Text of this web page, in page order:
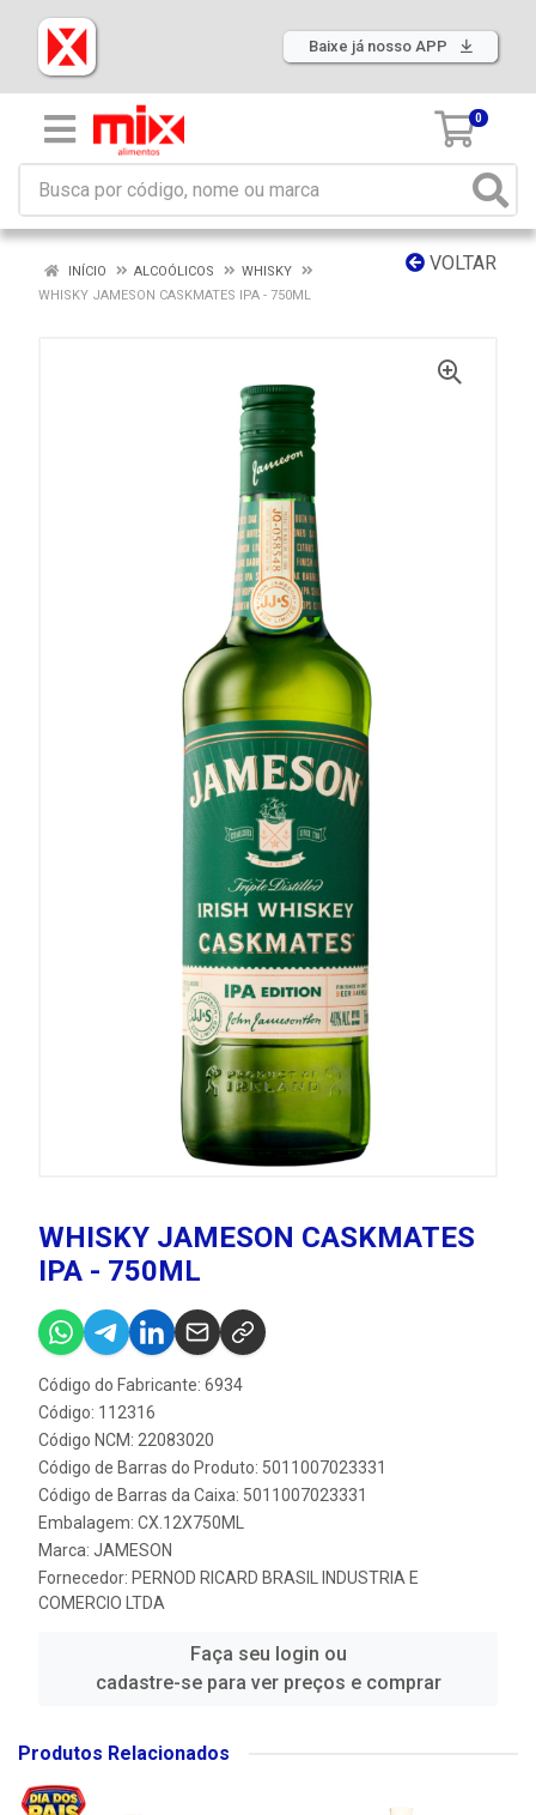
Baixe já nosso APP
0
VOLTAR
INÍCIO ALCOÓLICOS
WHISKY
WHISKY JAMESON CASKMATES IPA - 750ML
WHISKY JAMESON CASKMATES
IPA - 750ML
Código do Fabricante: 6934
Código: 112316
Código NCM: 22083020
Código de Barras do Produto: 5011007023331
Código de Barras da Caixa: 5011007023331
Embalagem: CX.12X750ML
Marca: JAMESON
Fornecedor: PERNOD RICARD BRASIL INDUSTRIA E
COMERCIO LTDA
Faça seu login ou
cadastre-se para ver preços e comprar
Produtos Relacionados